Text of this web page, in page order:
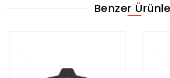
Benzer